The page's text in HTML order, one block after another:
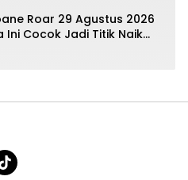
Roar 29 Agustus 2026
Ini Cocok Jadi Titik Naik